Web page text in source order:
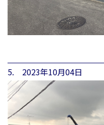
5. 2023年10月04日